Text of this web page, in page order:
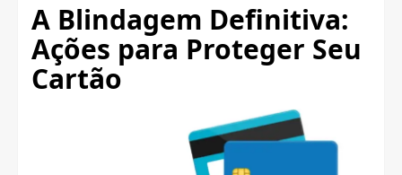
A Blindagem Definitiva:
Ações para Proteger Seu
Cartão